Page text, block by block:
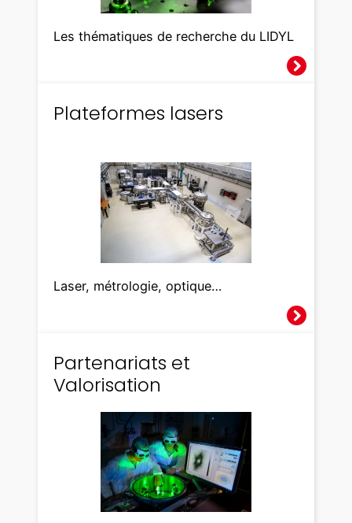
Les thématiques de recherche du LIDYL
Plateformes lasers
Laser, métrologie, optique…
Partenariats et
Valorisation